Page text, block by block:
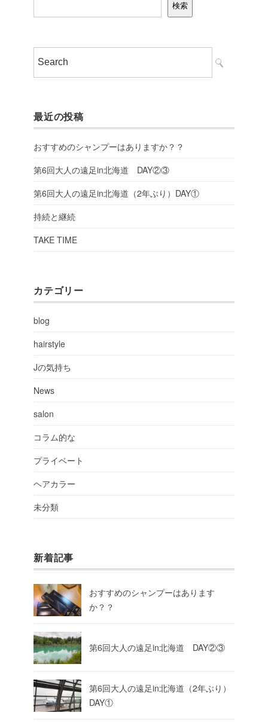
検索
最近の投稿
おすすめのシャンプーはありますか？？
第6回大人の遠足in北海道 DAY②③
第6回大人の遠足in北海道（2年ぶり）DAY①
持続と継続
TAKE TIME
カテゴリー
blog
hairstyle
Jの気持ち
News
salon
コラム的な
プライベート
ヘアカラー
未分類
新着記事
おすすめのシャンプーはあります
か？？
第6回大人の遠足in北海道 DAY②③
第6回大人の遠足in北海道（2年ぶり）
DAY①